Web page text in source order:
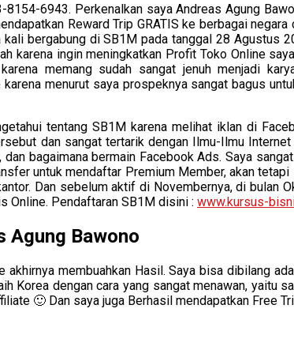
8154-6943. Perkenalkan saya Andreas Agung
Reward Trip GRATIS ke berbagai
bergabung di SB1M pada tanggal 28 Agustus
karena ingin meningkatkan Profit Toko Online
memang sudah sangat jenuh menjadi
menurut saya prospeknya sangat bagus
tentang SB1M karena melihat iklan di
dan sangat tertarik dengan Ilmu-Ilmu
bagaimana bermain Facebook Ads. Saya
untuk mendaftar Premium Member, akan
Dan sebelum aktif di Novembernya, di bulan
Online. Pendaftaran SB1M disini : www.kursus-
Agung Bawono
membuahkan Hasil. Saya bisa dibilang
Korea dengan cara yang sangat menawan, yaitu
🙂 Dan saya juga Berhasil mendapatkan Free